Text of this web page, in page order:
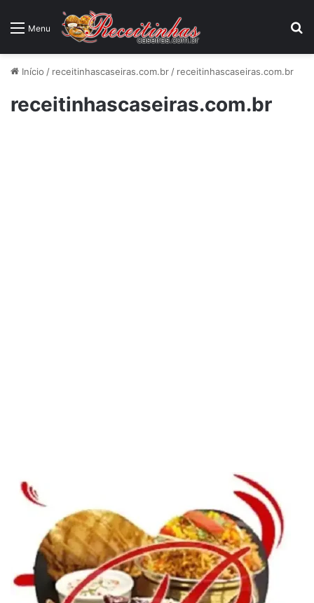
Menu
Início / receitinhascaseiras.com.br / receitinhascaseiras.com.br
receitinhascaseiras.com.br